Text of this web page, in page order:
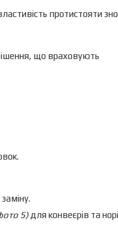
протистояти
що враховують
5) для конвеєрів та